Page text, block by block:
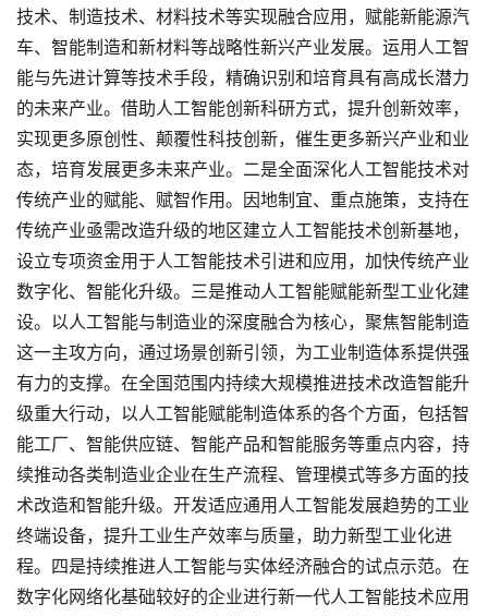
技术、制造技术、材料技术等实现融合应用，赋能新能源汽
车、智能制造和新材料等战略性新兴产业发展。运用人工智
能与先进计算等技术手段，精确识别和培育具有高成长潜力
的未来产业。借助人工智能创新科研方式，提升创新效率，
实现更多原创性、颠覆性科技创新，催生更多新兴产业和业
态，培育发展更多未来产业。二是全面深化人工智能技术对
传统产业的赋能、赋智作用。因地制宜、重点施策，支持在
传统产业亟需改造升级的地区建立人工智能技术创新基地，
设立专项资金用于人工智能技术引进和应用，加快传统产业
数字化、智能化升级。三是推动人工智能赋能新型工业化建
设。以人工智能与制造业的深度融合为核心，聚焦智能制造
这一主攻方向，通过场景创新引领，为工业制造体系提供强
有力的支撑。在全国范围内持续大规模推进技术改造智能升
级重大行动，以人工智能赋能制造体系的各个方面，包括智
能工厂、智能供应链、智能产品和智能服务等重点内容，持
续推动各类制造业企业在生产流程、管理模式等多方面的技
术改造和智能升级。开发适应通用人工智能发展趋势的工业
终端设备，提升工业生产效率与质量，助力新型工业化进
程。四是持续推进人工智能与实体经济融合的试点示范。在
数字化网络化基础较好的企业进行新一代人工智能技术应用